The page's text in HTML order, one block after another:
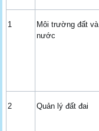
1
Môi trường đất và
nước
2 Quản lý đất đai